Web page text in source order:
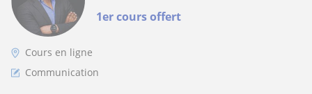
1er cours offert
Cours en ligne
Communication